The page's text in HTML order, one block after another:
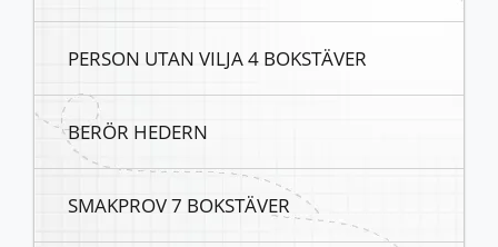
PERSON UTAN VILJA 4 BOKSTÄVER
BERÖR HEDERN
SMAKPROV 7 BOKSTÄVER